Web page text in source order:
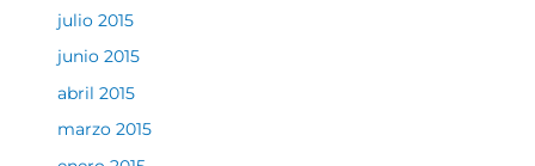
julio 2015
junio 2015
abril 2015
marzo 2015